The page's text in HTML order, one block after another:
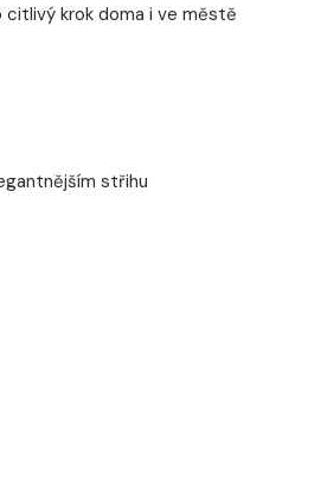
citlivý krok doma i ve městě
střihu